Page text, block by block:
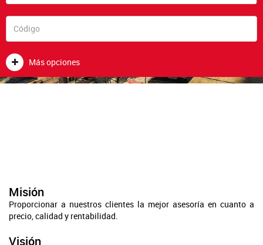
Más opciones
Misión
Proporcionar a nuestros clientes la mejor asesoría en cuanto a
precio, calidad y rentabilidad.
Visión